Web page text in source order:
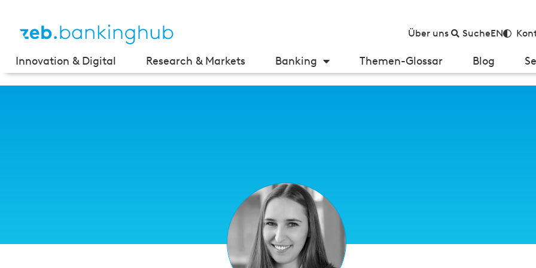
Über uns SucheEN
Innovation & Digital Research & Markets Banking Themen-Glossar Blog